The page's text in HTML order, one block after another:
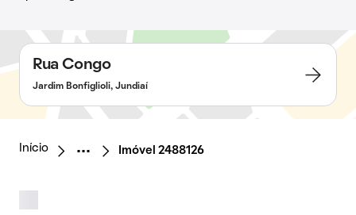
Rua Congo
Jardim Bonfiglioli, Jundiaí
Início Imóvel 2488126